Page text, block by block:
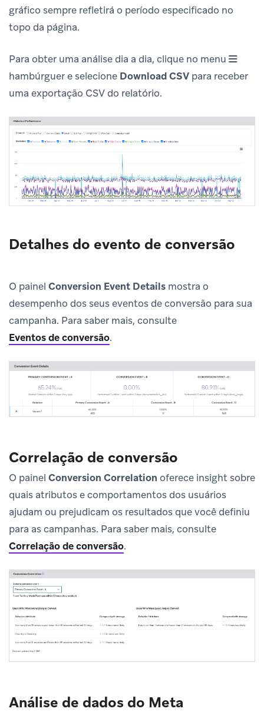
gráfico sempre refletirá o período especificado no
topo da página.
Para obter uma análise dia a dia, clique no menu
hambúrguer e selecione Download CSV para receber
uma exportação CSV do relatório.
Detalhes do evento de conversão
O painel Conversion Event Details mostra o
desempenho dos seus eventos de conversão para sua
campanha. Para saber mais, consulte
Eventos de conversão.
Correlação de conversão
O painel Conversion Correlation oferece insight sobre
quais atributos e comportamentos dos usuários
ajudam ou prejudicam os resultados que você definiu
para as campanhas. Para saber mais, consulte
Correlação de conversão.
Análise de dados do Meta